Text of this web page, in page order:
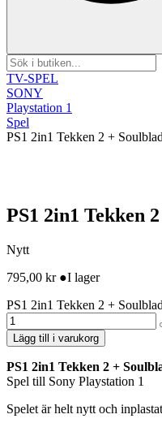
TV-SPEL
SONY
Playstation 1
Spel
PS1 2in1 Tekken 2 +
PS1 2in1 Tekken
Nytt
795,00 kr ●I lager
PS1 2in1 Tekken 2 +
Lägg till i varukorg
PS1 2in1 Tekken 2 +
Spel till Sony Playstation 1
Spelet är helt nytt och